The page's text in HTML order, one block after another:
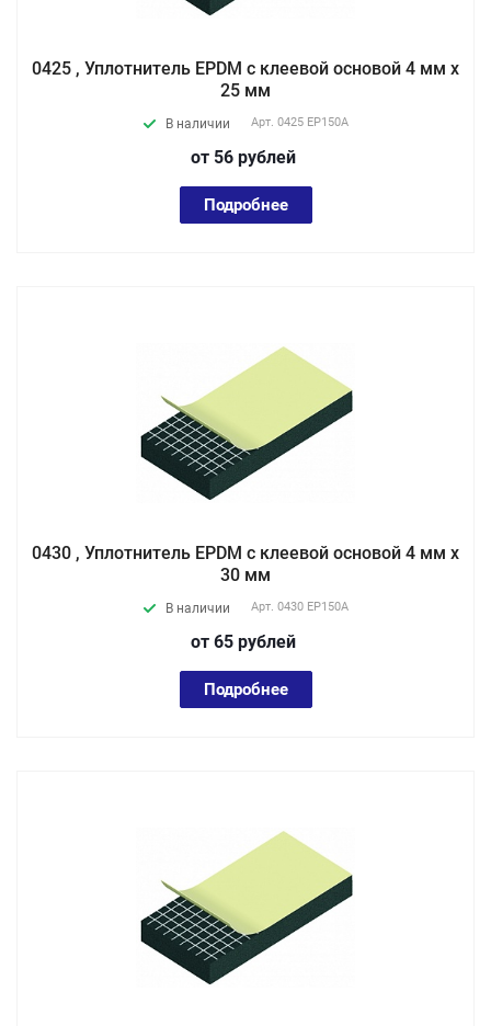
0425 , Уплотнитель EPDM с клеевой основой 4 мм х
25 мм
В наличии Арт. 0425 EP150А
от 56 рублей
Подробнее
0430 , Уплотнитель EPDM с клеевой основой 4 мм х
30 мм
В наличии Арт. 0430 EP150А
от 65 рублей
Подробнее